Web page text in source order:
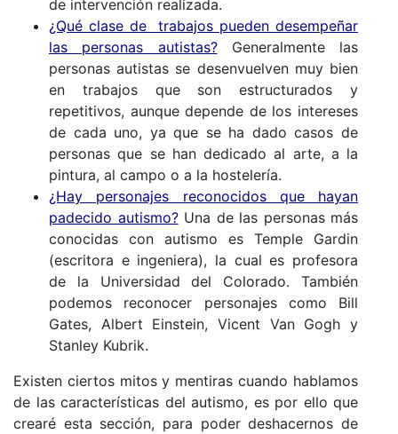
de intervención realizada.
¿Qué clase de trabajos pueden desempeñar
las personas autistas?
Generalmente las
personas autistas se desenvuelven muy bien
en trabajos que son estructurados y
repetitivos, aunque depende de los intereses
de cada uno, ya que se ha dado casos de
personas que se han dedicado al arte, a la
pintura, al campo o a la hostelería.
¿Hay personajes reconocidos que hayan
padecido autismo?Una de las personas más
conocidas con autismo es Temple Gardin
(escritora e ingeniera), la cual es profesora
de la Universidad del Colorado. También
podemos reconocer personajes como Bill
Gates, Albert Einstein, Vicent Van Gogh y
Stanley Kubrik.
Existen ciertos mitos y mentiras cuando hablamos
de las características del autismo, es por ello que
crearé esta sección, para poder deshacernos de